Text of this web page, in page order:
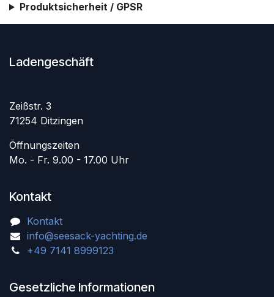
Produktsicherheit / GPSR
Ladengeschäft
Zeißstr. 3
71254 Ditzingen
Öffnungszeiten
Mo. - Fr. 9.00 - 17.00 Uhr
Kontakt
Kontakt
info@seesack-yachting.de
+49 7141 8999123
Gesetzliche Informationen